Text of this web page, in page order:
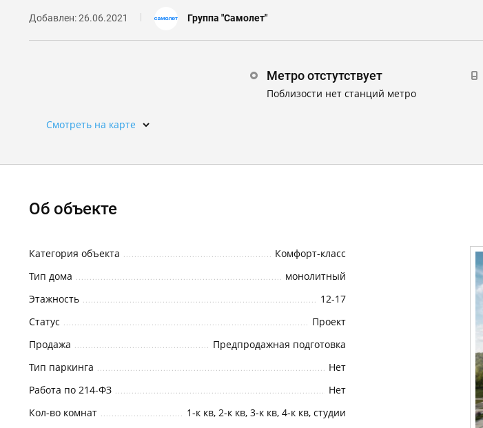
Добавлен: 26.06.2021 Группа "Самолет"
Метро отстутствует
Поблизости нет станций метро
Смотреть на карте
Об объекте
Категория объекта
Комфорт-класс
Тип дома
монолитный
Этажность
12-17
Статус
Проект
Продажа
Предпродажная подготовка
Тип паркинга
Нет
Работа по 214-ФЗ
Нет
Кол-во комнат
1-к кв, 2-к кв, 3-к кв, 4-к кв, студии